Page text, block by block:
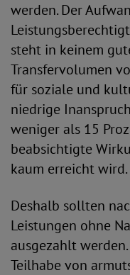
werden. Der
steht in keinem
Transfervolumen
für soziale und
niedrige
weniger als 15
beabsichtigte
kaum erreicht wird.
Deshalb sollten
Leistungen ohne
ausgezahlt
Teilhabe von